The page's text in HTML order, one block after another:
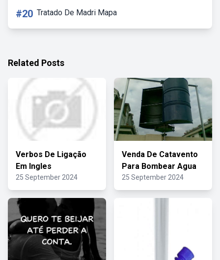
#20 Tratado De Madri Mapa
Related Posts
Verbos De Ligação
Em Ingles
25 September 2024
Venda De Catavento
Para Bombear Agua
25 September 2024